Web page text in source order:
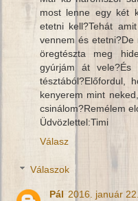
most lenne egy két
etetni kell?Tehát
vennem és
öregtészta meg
gyúrjám át
tésztából?Előfordul,
kenyerem mint
csinálom?Remélem
Üdvözlettel:Timi
Válasz
Válaszok
Pál 2016. január